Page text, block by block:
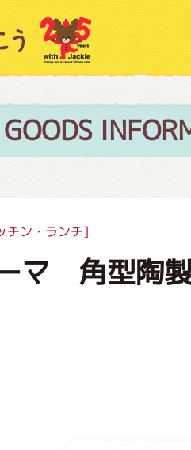
GOODS
チン・ランチ]
マ 角型陶
紹介
介